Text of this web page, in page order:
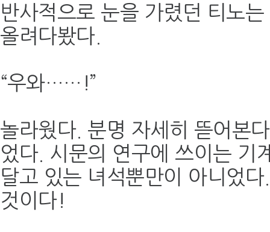
반사적으로 눈을 가렸던 티노
올려다봤다.
“우와……!”
놀라웠다. 분명 자세히 뜯어본
었다. 시문의 연구에 쓰이는 기
달고 있는 녀석뿐만이 아니었
것이다!